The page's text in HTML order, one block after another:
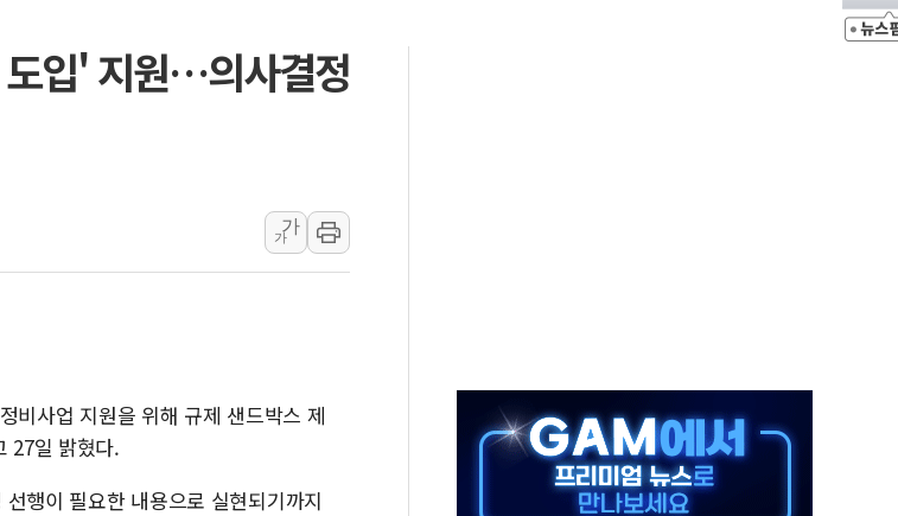
이번주 국내 주요 금융일정(8.10~8.14)
美, 이란전 출구전략 만지작…공습 한계·탄약 부족 현실화
李대통령 "결혼 때문에 손해 보는 일 없게"…'결혼 페널티' 22개 과제 손본다
여수 오동도 인근 해상서 모터보트 전복…1명 사망·1명 실종
'화합' 꺼낸 김민석에 '뻔뻔' 받아친 정청래…제주 연설서 신경전 고조
입' 지원…의사결정
가
가
비사업 지원을 위해 규제 샌드박스 제
27일 밝혔다.
행이 필요한 내용으로 실현되기까지